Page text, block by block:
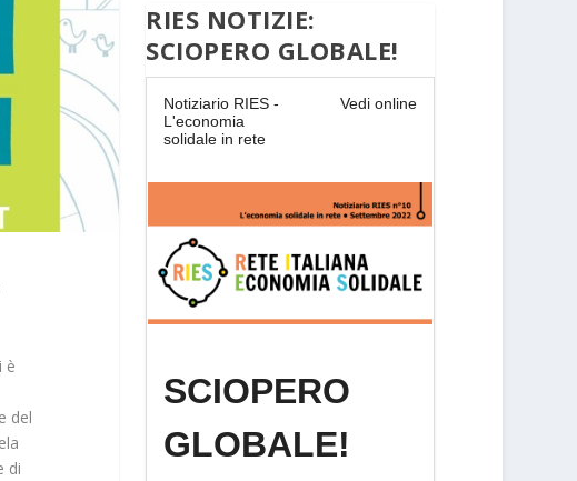
è
del
di
RIES NOTIZIE:
SCIOPERO GLOBALE!